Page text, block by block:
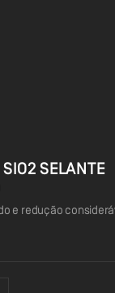
SELANTE
e redução